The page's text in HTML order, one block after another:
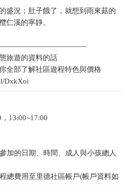
盛況；肚子餓了，就想到雨來菇的
仁溪的寧靜。
旅遊的資料的話
全部了解社區遊程特色與價格
DxkXoi
13:00~17:00
加的日期、時間、成人與小孩總人
總費用至里德社區帳戶(帳戶資料如